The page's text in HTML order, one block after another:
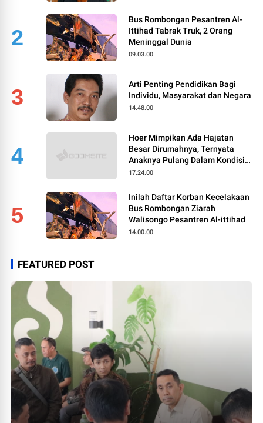
2
Bus Rombongan Pesantren Al-
Ittihad Tabrak Truk, 2 Orang
Meninggal Dunia
09.03.00
3
Arti Penting Pendidikan Bagi
Individu, Masyarakat dan Negara
14.48.00
4
Hoer Mimpikan Ada Hajatan
Besar Dirumahnya, Ternyata
Anaknya Pulang Dalam Kondisi
Meninggal
17.24.00
5
Inilah Daftar Korban Kecelakaan
Bus Rombongan Ziarah
Walisongo Pesantren Al-ittihad
14.00.00
FEATURED POST